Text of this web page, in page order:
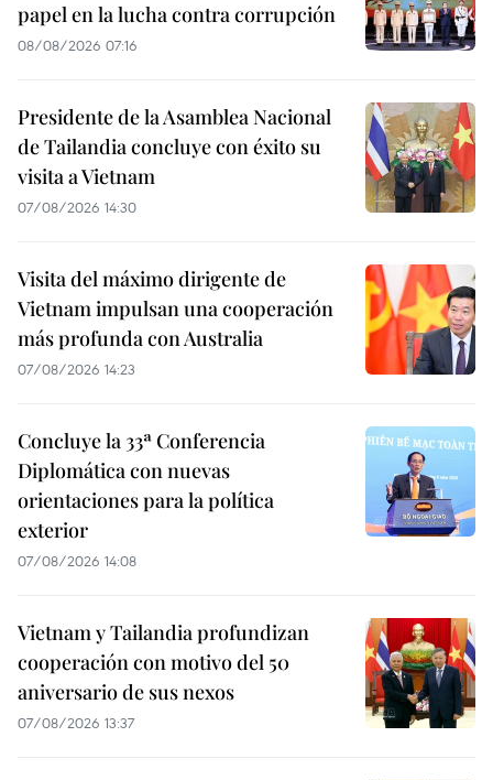
papel en la lucha contra corrupción
08/08/2026 07:16
Presidente de la Asamblea Nacional
de Tailandia concluye con éxito su
visita a Vietnam
07/08/2026 14:30
Visita del máximo dirigente de
Vietnam impulsan una cooperación
más profunda con Australia
07/08/2026 14:23
Concluye la 33ª Conferencia
Diplomática con nuevas
orientaciones para la política
exterior
07/08/2026 14:08
Vietnam y Tailandia profundizan
cooperación con motivo del 50
aniversario de sus nexos
07/08/2026 13:37